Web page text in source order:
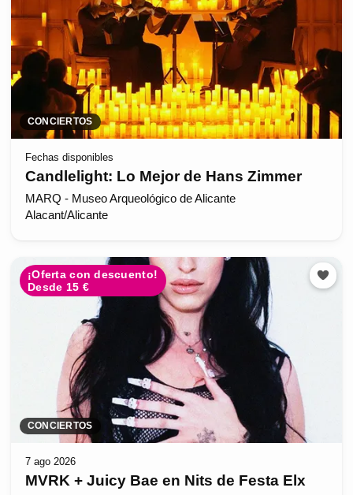
CONCIERTOS
Fechas disponibles
Candlelight: Lo Mejor de Hans Zimmer
MARQ - Museo Arqueológico de Alicante
Alacant/Alicante
¡Oferta con descuento!
Desde 15 €
CONCIERTOS
7 ago 2026
MVRK + Juicy Bae en Nits de Festa Elx